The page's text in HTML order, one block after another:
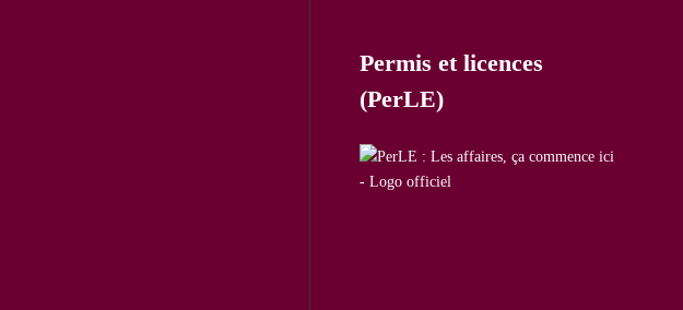
Permis et licences
(PerLE)